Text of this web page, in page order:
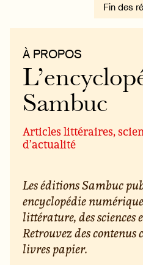
Fin des
À PROPOS
Sambuc
Articles littéraires,
d’actualité
Les éditions Sambuc
encyclopédie
littérature, des sciences
Retrouvez des
livres papier.